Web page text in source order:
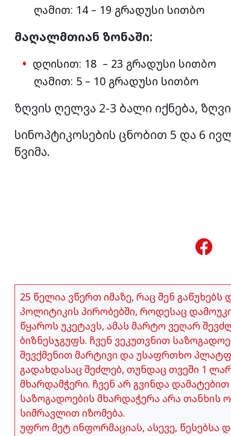
ღამით: 14 – 19 გრადუსი სითბო
მაღალმთიან ზონაში:
დღისით: 18 – 23 გრადუსი სითბო
ღამით: 5 – 10 გრადუსი სითბო
ზღვის ღელვა 2-3 ბალი იქნება,
სინოპტიკოსების ცნობით 5 და 6
წვიმა.
25 წელია ვწერთ იმაზე, რაც შენ
პოლიტიკის პირობებში, როდესაც
წყაროს უკეტავს, ამას მარტო ვეღარ
ბიზნესჯგუფს. ჩვენ ვეკუთვნით
შევქმენით მარტივი და უსაფრთხო
გადახდასაც შეძლებ, თუნდაც თვეში 1
მხარდამჭერი. ჩვენ არ გვინდა
საზოგადოების მხარდაჭერა არა თანხის
სიმრავლით იზომება.
უფრო მეტ ინფორმაციას, ასევე, წესებსა